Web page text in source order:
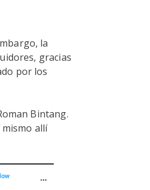
la
gracias
por los
Bintang.
allí